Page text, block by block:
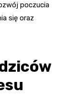
poczucia
się oraz